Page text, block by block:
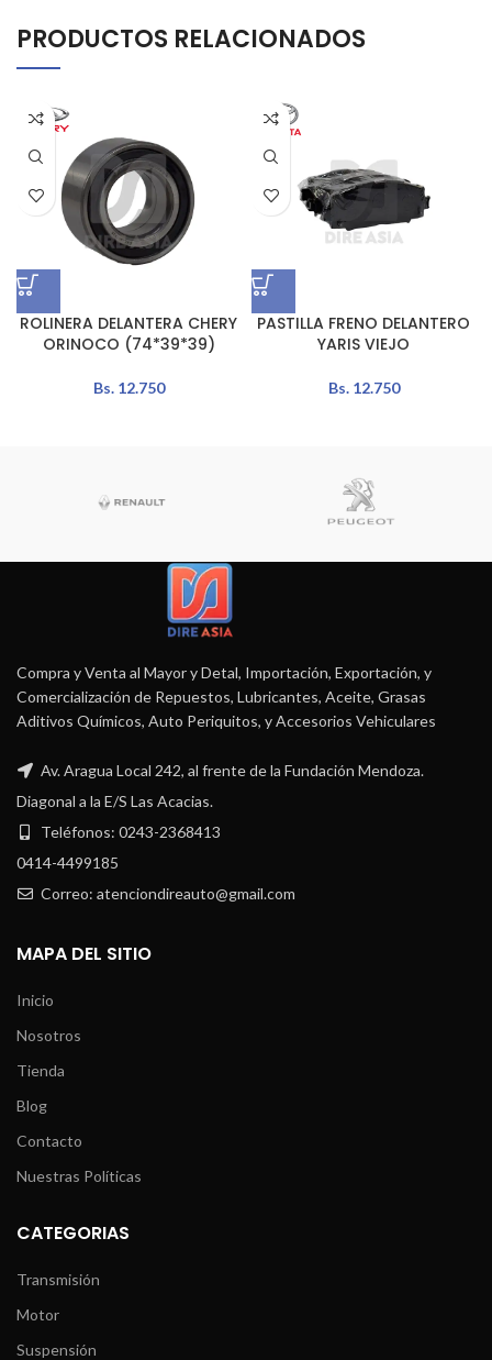
PRODUCTOS RELACIONADOS
ROLINERA DELANTERA CHERY
ORINOCO (74*39*39)
Bs.12.750
PASTILLA FRENO DELANTERO
YARIS VIEJO
Bs.12.750
Compra y Venta al Mayor y Detal, Importación, Exportación, y
Comercialización de Repuestos, Lubricantes, Aceite, Grasas
Aditivos Químicos, Auto Periquitos, y Accesorios Vehiculares
Av. Aragua Local 242, al frente de la Fundación Mendoza.
Diagonal a la E/S Las Acacias.
Teléfonos: 0243-2368413
0414-4499185
Correo: atenciondireauto@gmail.com
MAPA DEL SITIO
Inicio
Nosotros
Tienda
Blog
Contacto
Nuestras Políticas
CATEGORIAS
Transmisión
Motor
Suspensión